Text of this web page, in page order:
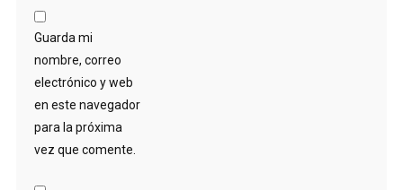
Guarda mi
nombre, correo
electrónico y web
en este navegador
para la próxima
vez que comente.